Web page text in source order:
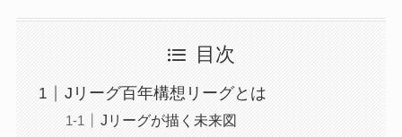
目次
Jリーグ百年構想リーグとは
Jリーグが描く未来図